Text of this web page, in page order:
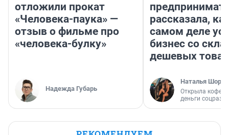
отложили прокат
«Человека-паука» —
отзыв о фильме про
«человека-булку»
Надежда Губарь
рассказала,
самом деле
бизнес со
дешевых
Наталья
Открыла
деньги